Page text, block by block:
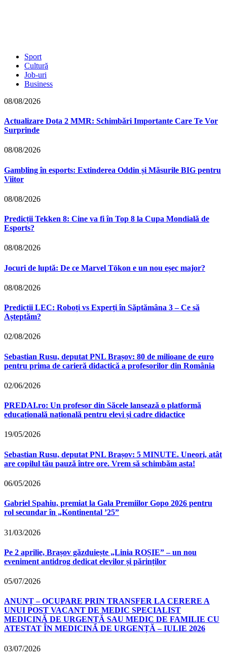
Sport
Cultură
Job-uri
Business
08/08/2026
Actualizare Dota 2 MMR: Schimbări Importante Care Te Vor
Surprinde
08/08/2026
Gambling în esports: Extinderea Oddin și Măsurile BIG pentru
Viitor
08/08/2026
Predicții Tekken 8: Cine va fi în Top 8 la Cupa Mondială de
Esports?
08/08/2026
Jocuri de luptă: De ce Marvel Tōkon e un nou eșec major?
08/08/2026
Predicții LEC: Roboți vs Experți în Săptămâna 3 – Ce să
Așteptăm?
02/08/2026
Sebastian Rusu, deputat PNL Brașov: 80 de milioane de euro
pentru prima de carieră didactică a profesorilor din România
02/06/2026
PREDAI.ro: Un profesor din Săcele lansează o platformă
educațională națională pentru elevi și cadre didactice
19/05/2026
Sebastian Rusu, deputat PNL Brașov: 5 MINUTE. Uneori, atât
are copilul tău pauză între ore. Vrem să schimbăm asta!
06/05/2026
Gabriel Spahiu, premiat la Gala Premiilor Gopo 2026 pentru
rol secundar în „Kontinental ’25”
31/03/2026
Pe 2 aprilie, Brașov găzduiește „Linia ROȘIE” – un nou
eveniment antidrog dedicat elevilor și părinților
05/07/2026
ANUNȚ – OCUPARE PRIN TRANSFER LA CERERE A
UNUI POST VACANT DE MEDIC SPECIALIST
MEDICINĂ DE URGENȚĂ SAU MEDIC DE FAMILIE CU
ATESTAT ÎN MEDICINĂ DE URGENȚĂ – IULIE 2026
03/07/2026